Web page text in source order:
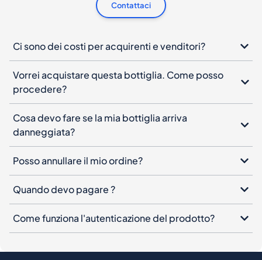
Contattaci
Ci sono dei costi per acquirenti e venditori?
Vorrei acquistare questa bottiglia. Come posso
procedere?
Cosa devo fare se la mia bottiglia arriva
danneggiata?
Posso annullare il mio ordine?
Quando devo pagare ?
Come funziona l'autenticazione del prodotto?